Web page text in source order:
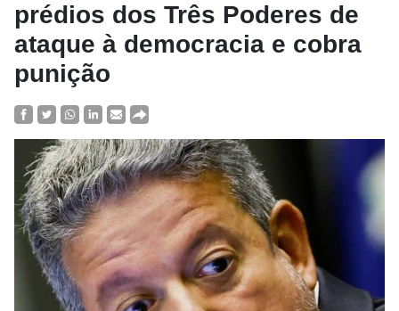
prédios dos Três Poderes de
ataque à democracia e cobra
punição